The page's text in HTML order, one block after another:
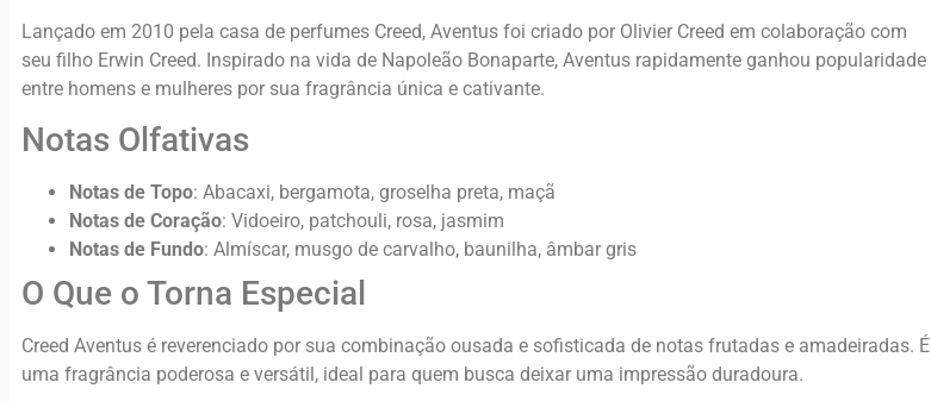
Lançado em 2010 pela casa de perfumes Creed, Aventus foi criado por Olivier Creed em colaboração com
seu filho Erwin Creed. Inspirado na vida de Napoleão Bonaparte, Aventus rapidamente ganhou popularidade
entre homens e mulheres por sua fragrância única e cativante.
Notas Olfativas
Notas de Topo: Abacaxi, bergamota, groselha preta, maçã
Notas de Coração: Vidoeiro, patchouli, rosa, jasmim
Notas de Fundo: Almíscar, musgo de carvalho, baunilha, âmbar gris
O Que o Torna Especial
Creed Aventus é reverenciado por sua combinação ousada e sofisticada de notas frutadas e amadeiradas. É
uma fragrância poderosa e versátil, ideal para quem busca deixar uma impressão duradoura.